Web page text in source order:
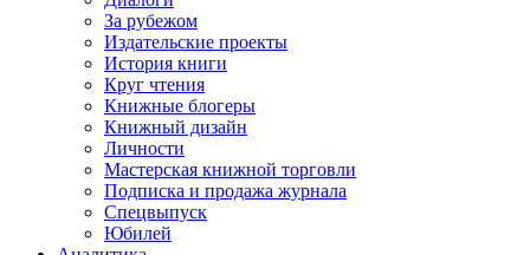
За рубежом
Издательские проекты
История книги
Круг чтения
Книжные блогеры
Книжный дизайн
Личности
Мастерская книжной торговли
Подписка и продажа журнала
Спецвыпуск
Юбилей